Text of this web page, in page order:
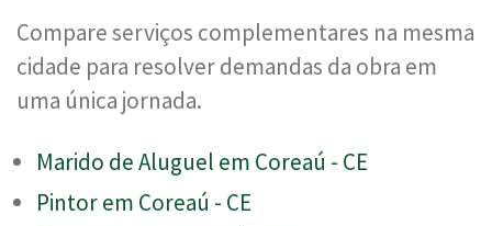
Compare serviços complementares na mesma
cidade para resolver demandas da obra em
uma única jornada.
Marido de Aluguel em Coreaú - CE
Pintor em Coreaú - CE